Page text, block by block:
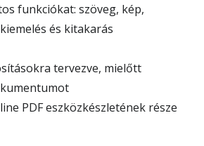
funkciókat: szöveg, kép,
és kitakarás
tervezve, mielőtt
PDF eszközkészletének része